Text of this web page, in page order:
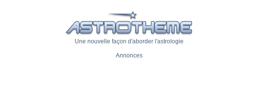
Une nouvelle façon d'aborder l'astrologie
Annonces